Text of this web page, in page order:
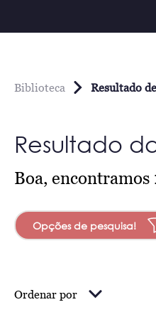
Biblioteca Resultado
Resultado
Boa, encontramos
Opções de pesquisa!
Ordenar por